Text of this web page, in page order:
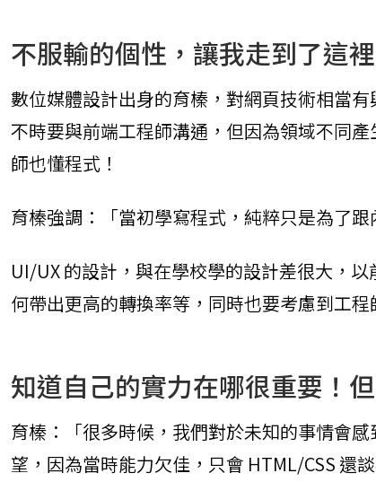
不服輸的個性，讓我走到了這裡
數位媒體設計出身的育榛，對網頁技術相當
不時要與前端工程師溝通，但因為領域不同
師也懂程式！
育榛強調：「當初學寫程式，純粹只是為了
UI/UX 的設計，與在學校學的設計差很大，
何帶出更高的轉換率等，同時也要考慮到工
知道自己的實力在哪很重要！
育榛：「很多時候，我們對於未知的事情會
望，因為當時能力欠佳，只會 HTML/CSS 還